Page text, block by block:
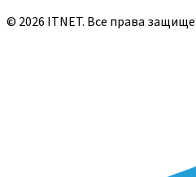
© 2026 ITNET. Все права